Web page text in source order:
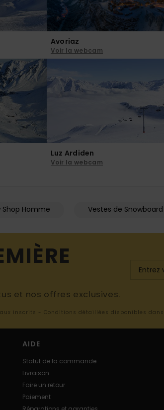
Avoriaz
Voir la webcam
Luz Ardiden
Voir la webcam
Shop Homme Vestes de Snowboard
et nos offres exclusives.
inscrits - Conditions détaillées disponibles
AIDE
Statut de la commande
Livraison
Faire un retour
Paiement